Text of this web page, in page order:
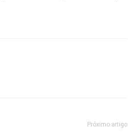
Próximo artigo